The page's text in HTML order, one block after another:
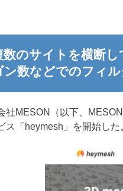
数のサイトを横断
ン数などでのフィル
社MESON（以下、
ス「heymesh」を開始した